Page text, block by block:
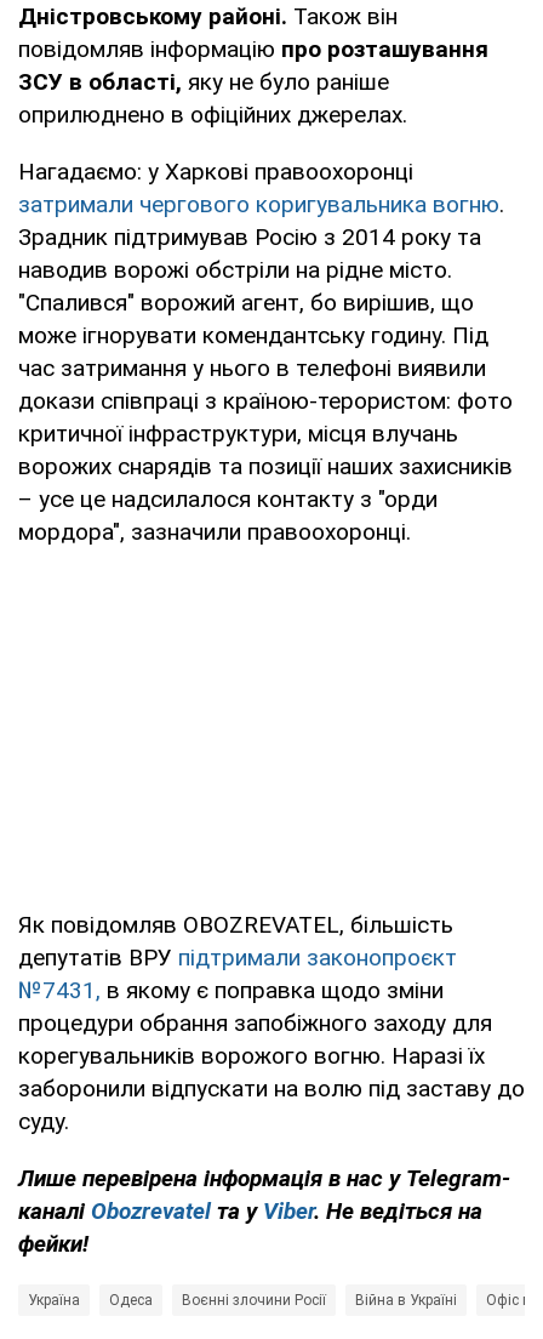
Дністровському районі. Також він
повідомляв інформацію про розташування
ЗСУ в області, яку не було раніше
оприлюднено в офіційних джерелах.
Нагадаємо: у Харкові правоохоронці
затримали чергового коригувальника вогню.
Зрадник підтримував Росію з 2014 року та
наводив ворожі обстріли на рідне місто.
"Спалився" ворожий агент, бо вирішив, що
може ігнорувати комендантську годину. Під
час затримання у нього в телефоні виявили
докази співпраці з країною-терористом: фото
критичної інфраструктури, місця влучань
ворожих снарядів та позиції наших захисників
– усе це надсилалося контакту з "орди
мордора", зазначили правоохоронці.
Як повідомляв OBOZREVATEL, більшість
депутатів ВРУ підтримали законопроєкт
№7431, в якому є поправка щодо зміни
процедури обрання запобіжного заходу для
корегувальників ворожого вогню. Наразі їх
заборонили відпускати на волю під заставу до
суду.
Лише перевірена інформація в нас у Telegram-
каналі Obozrevatelта у Viber. Не ведіться на
фейки!
Україна Одеса Воєнні злочини Росії Війна в Україні Офіс